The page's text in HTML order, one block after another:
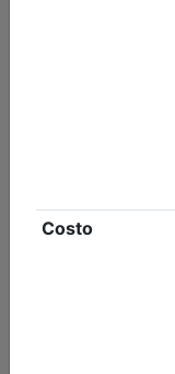
A pagamento